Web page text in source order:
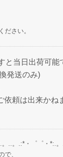
さい。
当日出荷可能
発送のみ)
頼は出来かね
。..。.:*・゜゜・*:.
で、